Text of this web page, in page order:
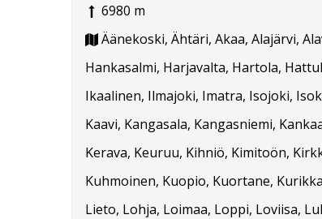
6980 m
Äänekoski, Ähtäri, Akaa, Alajärvi,
Hankasalmi, Harjavalta, Hartola,
Ikaalinen, Ilmajoki, Imatra, Isojoki,
Kaavi, Kangasala, Kangasniemi,
Kerava, Keuruu, Kihniö, Kimitoön,
Kuhmoinen, Kuopio, Kuortane,
Lieto, Lohja, Loimaa, Loppi, Loviisa,